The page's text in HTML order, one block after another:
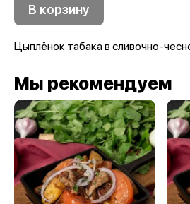
В корзину
Цыплёнок табака в сливочно-
Мы рекомендуем